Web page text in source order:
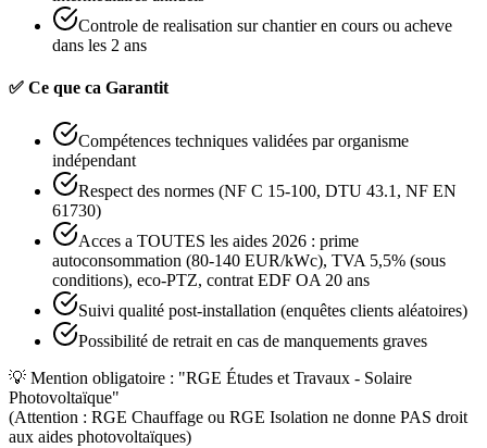
Controle de realisation sur chantier en cours ou acheve
dans les 2 ans
✅ Ce que ca Garantit
Compétences techniques validées par organisme
indépendant
Respect des normes (NF C 15-100, DTU 43.1, NF EN
61730)
Acces a TOUTES les aides 2026 : prime
autoconsommation (80-140 EUR/kWc), TVA 5,5% (sous
conditions), eco-PTZ, contrat EDF OA 20 ans
Suivi qualité post-installation (enquêtes clients aléatoires)
Possibilité de retrait en cas de manquements graves
💡 Mention obligatoire : "RGE Études et Travaux - Solaire
Photovoltaïque"
(Attention : RGE Chauffage ou RGE Isolation ne donne PAS droit
aux aides photovoltaïques)